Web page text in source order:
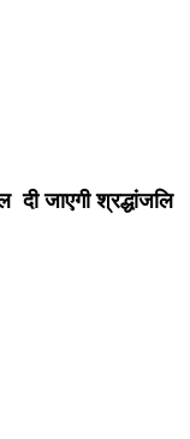
जाएगी श्रद्धांजलि